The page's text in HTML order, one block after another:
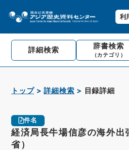
利
詳細検索 辞書検索
（カテゴリ）
トップ 詳細検索 目録詳細
件名
経済局長牛場信彦の海外出
省）